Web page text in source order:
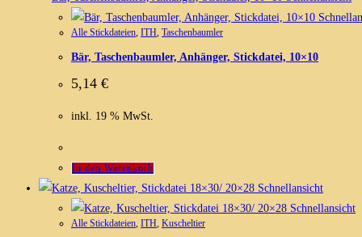
Alle Stickdateien, ITH, Taschenbaumler
Bär, Taschenbaumler, Anhänger, Stickdatei, 10×10
5,14 €
inkl. 19 % MwSt.
In den Warenkorb
Schnellansicht
Schnellansicht
Alle Stickdateien, ITH, Kuscheltier